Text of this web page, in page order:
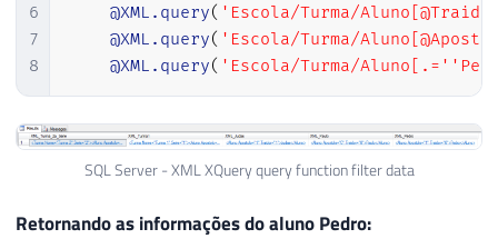
6
7
8
@XML.query( 'Escola/Turma/
@XML.query( 'Escola/Turma/
@XML.query( 'Escola/Turma/
SQL Server - XML XQuery query function filter data
Retornando as informações do aluno Pedro: